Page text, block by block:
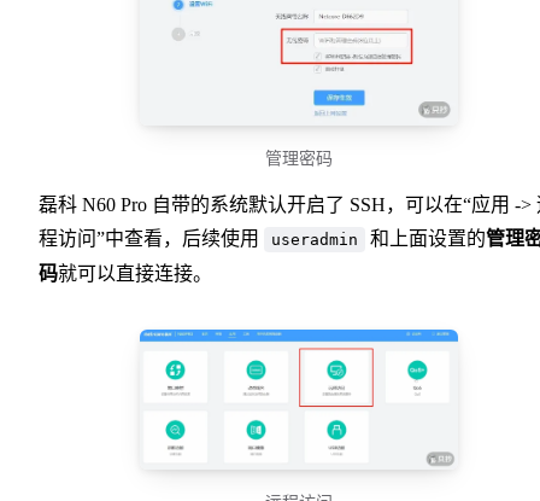
管理密码
磊科 N60 Pro 自带的系统默认开启了 SSH，可以在“应用 ->
程访问”中查看，后续使用
useradmin 和上面设置的管理
码就可以直接连接。